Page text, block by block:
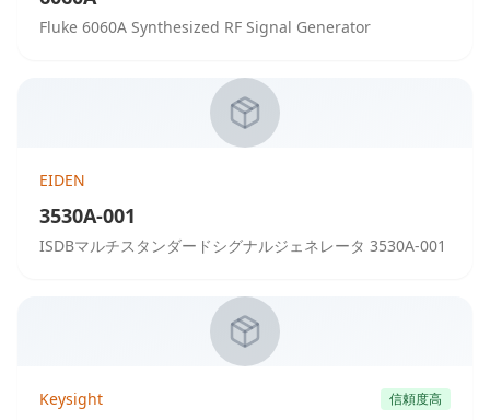
Fluke 6060A Synthesized RF Signal Generator
EIDEN
3530A-001
ISDBマルチスタンダードシグナルジェネレータ 3530A-001
Keysight 信頼度高